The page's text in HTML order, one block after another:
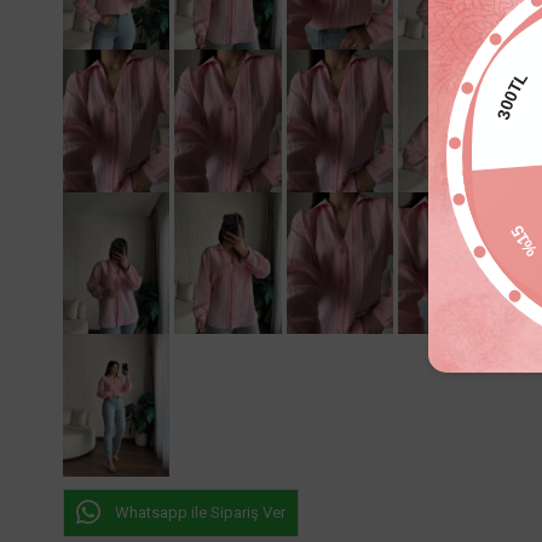
Whatsapp ile Sipariş Ver
%15
300TL